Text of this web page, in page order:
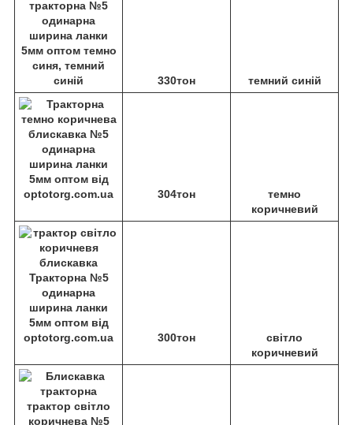
330тон темний синій
304тон
темно
коричневий
300тон
світло
коричневий